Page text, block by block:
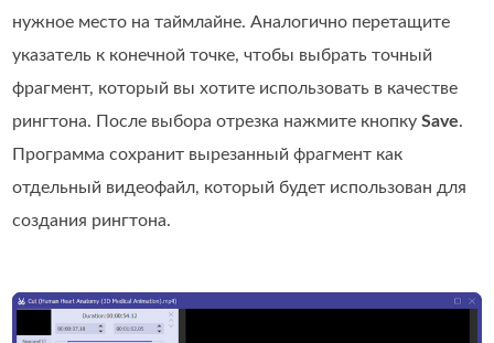
нужное место на таймлайне. Аналогично перетащите
указатель к конечной точке, чтобы выбрать точный
фрагмент, который вы хотите использовать в качестве
рингтона. После выбора отрезка нажмите кнопкуSave.
Программа сохранит вырезанный фрагмент как
отдельный видеофайл, который будет использован для
создания рингтона.